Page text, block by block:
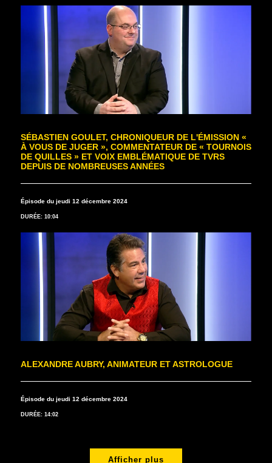
SÉBASTIEN GOULET, CHRONIQUEUR DE L'ÉMISSION «
À VOUS DE JUGER », COMMENTATEUR DE « TOURNOIS
DE QUILLES » ET VOIX EMBLÉMATIQUE DE TVRS
DEPUIS DE NOMBREUSES ANNÉES
Épisode du jeudi 12 décembre 2024
DURÉE: 10:04
ALEXANDRE AUBRY, ANIMATEUR ET ASTROLOGUE
Épisode du jeudi 12 décembre 2024
DURÉE: 14:02
Afficher plus